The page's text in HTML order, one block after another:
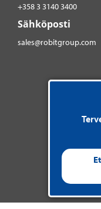
+358 3 3140 3400
Sähköposti
sales@robitgroup.com